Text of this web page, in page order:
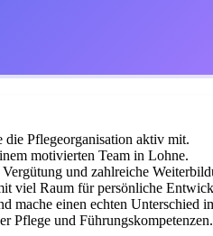
die Pflegeorganisation aktiv mit.
motivierten Team in Lohne.
und zahlreiche
viel Raum für persönliche
mache einen echten Unterschied
Pflege und Führungskompetenzen.